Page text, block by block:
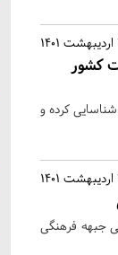
کشور
کرده و
جبهه فرهنگی